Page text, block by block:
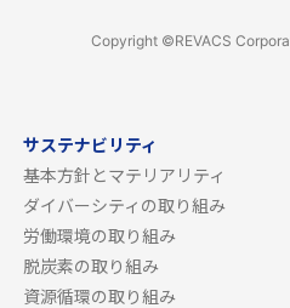
Copyright ©REVACS
サステナビリティ
基本方針とマテリアリティ
ダイバーシティの取り組み
労働環境の取り組み
脱炭素の取り組み
資源循環の取り組み